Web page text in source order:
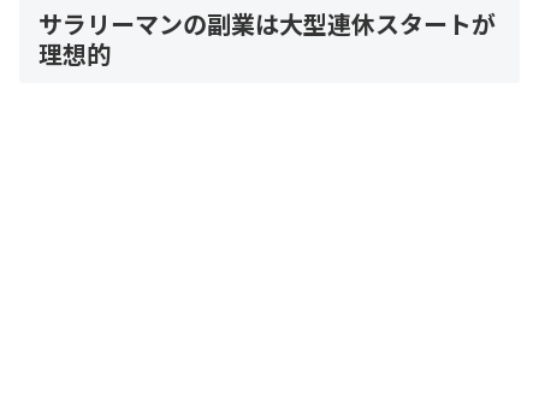
サラリーマンの副業は大型連休スタートが
理想的